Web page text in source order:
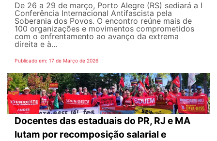
De 26 a 29 de março, Porto Alegre (RS) sediará a I
Conferência Internacional Antifascista pela
Soberania dos Povos. O encontro reúne mais de
100 organizações e movimentos comprometidos
com o enfrentamento ao avanço da extrema
direita e à...
Publicado em: 17 de Março de 2026
Docentes das estaduais do PR, RJ e MA
lutam por recomposição salarial e